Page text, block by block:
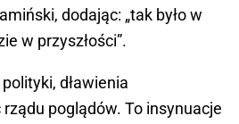
dodając: „tak było w
w przyszłości”.
dławienia
poglądów. To insynuacje